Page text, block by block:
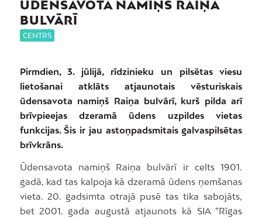
ŪDENSAVOTA NAMIŅŠ RAIŅA
BULVĀRĪ
CENTRS
Pirmdien, 3. jūlijā, rīdzinieku un pilsētas viesu
lietošanai atklāts atjaunotais vēsturiskais
ūdensavota namiņš Raiņa bulvārī, kurš pilda arī
brīvpieejas dzeramā ūdens uzpildes vietas
funkcijas. Šis ir jau astoņpadsmitais galvaspilsētas
brīvkrāns.
Ūdensavota namiņš Raiņa bulvārī ir celts 1901.
gadā, kad tas kalpoja kā dzeramā ūdens ņemšanas
vieta. 20. gadsimta otrajā pusē tas tika sabojāts,
bet 2001. gada augustā atjaunots kā SIA “Rīgas